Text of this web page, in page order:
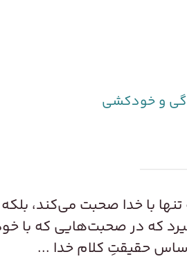
و خودکشی
تنها با خدا صحبت می‌کند،
که در صحبت‌هایی که با
حقیقتِ کلام خدا ...